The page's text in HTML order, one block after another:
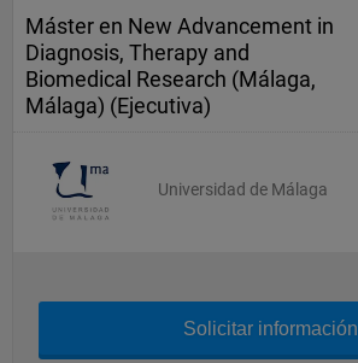
Máster en New Advancement in
Diagnosis, Therapy and
Biomedical Research (Málaga,
Málaga) (Ejecutiva)
Universidad de Málaga
Solicitar información